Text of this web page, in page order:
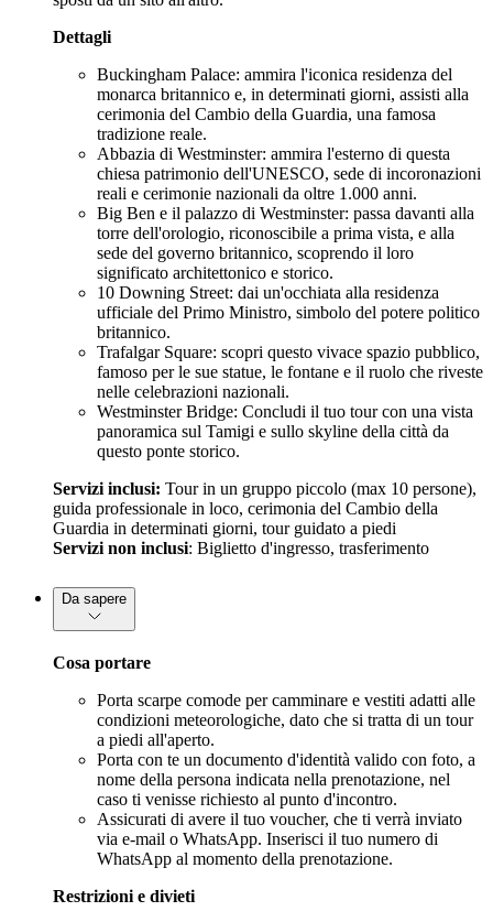
Dettagli
Buckingham Palace: ammira l'iconica residenza del
monarca britannico e, in determinati giorni, assisti alla
cerimonia del Cambio della Guardia, una famosa
tradizione reale.
Abbazia di Westminster: ammira l'esterno di questa
chiesa patrimonio dell'UNESCO, sede di incoronazioni
reali e cerimonie nazionali da oltre 1.000 anni.
Big Ben e il palazzo di Westminster: passa davanti alla
torre dell'orologio, riconoscibile a prima vista, e alla
sede del governo britannico, scoprendo il loro
significato architettonico e storico.
10 Downing Street: dai un'occhiata alla residenza
ufficiale del Primo Ministro, simbolo del potere politico
britannico.
Trafalgar Square: scopri questo vivace spazio pubblico,
famoso per le sue statue, le fontane e il ruolo che riveste
nelle celebrazioni nazionali.
Westminster Bridge: Concludi il tuo tour con una vista
panoramica sul Tamigi e sullo skyline della città da
questo ponte storico.
Servizi inclusi: Tour in un gruppo piccolo (max 10 persone),
guida professionale in loco, cerimonia del Cambio della
Guardia in determinati giorni, tour guidato a piedi
Servizi non inclusi: Biglietto d'ingresso, trasferimento
Da sapere
Cosa portare
Porta scarpe comode per camminare e vestiti adatti alle
condizioni meteorologiche, dato che si tratta di un tour
a piedi all'aperto.
Porta con te un documento d'identità valido con foto, a
nome della persona indicata nella prenotazione, nel
caso ti venisse richiesto al punto d'incontro.
Assicurati di avere il tuo voucher, che ti verrà inviato
via e-mail o WhatsApp. Inserisci il tuo numero di
WhatsApp al momento della prenotazione.
Restrizioni e divieti